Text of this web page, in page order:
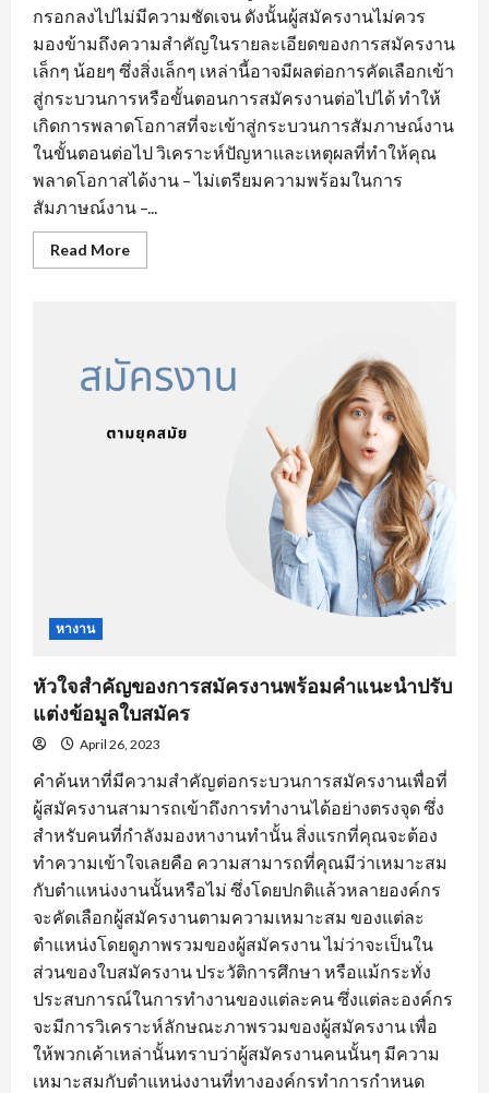
กรอกลงไปไม่มีความชัดเจน ดังนั้นผู้สมัครงานไม่ควร
มองข้ามถึงความสำคัญในรายละเอียดของการสมัครงาน
เล็กๆ น้อยๆ ซึ่งสิ่งเล็กๆ เหล่านี้อาจมีผลต่อการคัดเลือกเข้า
สู่กระบวนการหรือขั้นตอนการสมัครงานต่อไปได้ ทำให้
เกิดการพลาดโอกาสที่จะเข้าสู่กระบวนการสัมภาษณ์งาน
ในขั้นตอนต่อไป วิเคราะห์ปัญหาและเหตุผลที่ทำให้คุณ
พลาดโอกาสได้งาน – ไม่เตรียมความพร้อมในการ
สัมภาษณ์งาน –...
Read MoreRead
more
หา
งาน
จะ
ทำให้
หางาน
หัวใจสำคัญของการสมัครงานพร้อมคำแนะนำปรับ
แต่งข้อมูลใบสมัคร
April 26, 2023
คำค้นหาที่มีความสำคัญต่อกระบวนการสมัครงานเพื่อที่
ผู้สมัครงานสามารถเข้าถึงการทำงานได้อย่างตรงจุด ซึ่ง
สำหรับคนที่กำลังมองหางานทำนั้น สิ่งแรกที่คุณจะต้อง
ทำความเข้าใจเลยคือ ความสามารถที่คุณมีว่าเหมาะสม
กับตำแหน่งงานนั้นหรือไม่ ซึ่งโดยปกติแล้วหลายองค์กร
จะคัดเลือกผู้สมัครงานตามความเหมาะสม ของแต่ละ
ตำแหน่งโดยดูภาพรวมของผู้สมัครงาน ไม่ว่าจะเป็นใน
ส่วนของใบสมัครงาน ประวัติการศึกษา หรือแม้กระทั่ง
ประสบการณ์ในการทำงานของแต่ละคน ซึ่งแต่ละองค์กร
จะมีการวิเคราะห์ลักษณะภาพรวมของผู้สมัครงาน เพื่อ
ให้พวกเค้าเหล่านั้นทราบว่าผู้สมัครงานคนนั้นๆ มีความ
เหมาะสมกับตำแหน่งงานที่ทางองค์กรทำการกำหนด